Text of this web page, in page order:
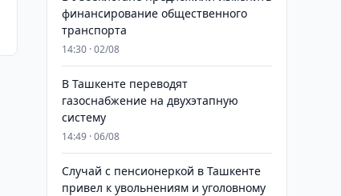
финансирование общественного
транспорта
14:30 · 02/08
В Ташкенте переводят
газоснабжение на двухэтапную
систему
14:49 · 06/08
Случай с пенсионеркой в Ташкенте
привел к увольнениям и уголовному